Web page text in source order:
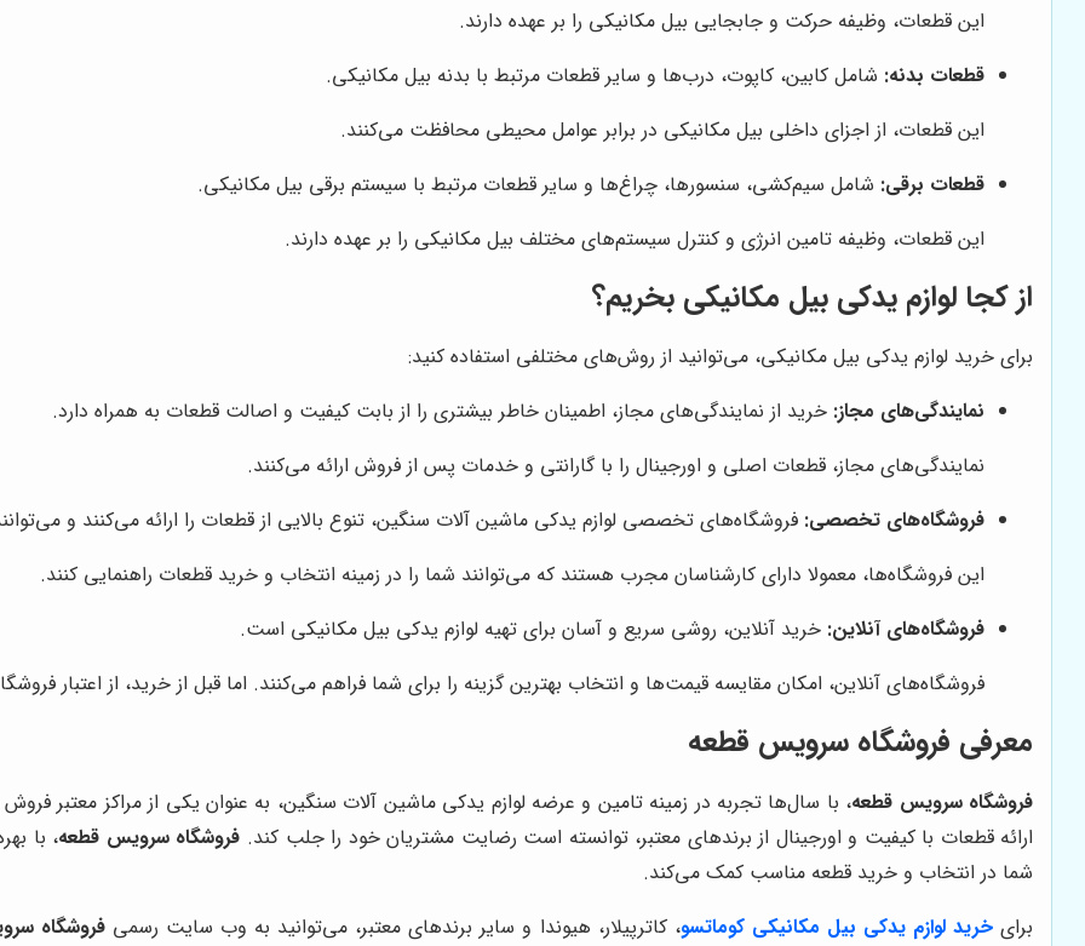
این قطعات، وظیفه حرکت و جابجایی بیل مکانیکی را بر عهده دارند.
قطعات بدنه: شامل کابین، کاپوت، درب‌ها و سایر قطعات مرتبط با بدنه بیل مکانیکی.
این قطعات، از اجزای داخلی بیل مکانیکی در برابر عوامل محیطی محافظت می‌کنند.
قطعات برقی: شامل سیم‌کشی، سنسورها، چراغ‌ها و سایر قطعات مرتبط با سیستم برقی بیل مکانیکی.
این قطعات، وظیفه تامین انرژی و کنترل سیستم‌های مختلف بیل مکانیکی را بر عهده دارند.
از کجا لوازم یدکی بیل مکانیکی بخریم؟
برای خرید لوازم یدکی بیل مکانیکی، می‌توانید از روش‌های مختلفی استفاده کنید:
نمایندگی‌های مجاز: خرید از نمایندگی‌های مجاز، اطمینان خاطر بیشتری را از بابت کیفیت و اصالت قطعات به همراه دارد.
نمایندگی‌های مجاز، قطعات اصلی و اورجینال را با گارانتی و خدمات پس از فروش ارائه می‌کنند.
فروشگاه‌های تخصصی: فروشگاه‌های تخصصی لوازم یدکی ماشین آلات سنگین، تنوع بالایی از قطعات را ارائه می‌کنند و
این فروشگاه‌ها، معمولا دارای کارشناسان مجرب هستند که می‌توانند شما را در زمینه انتخاب و خرید قطعات راهنمایی کنند.
فروشگاه‌های آنلاین: خرید آنلاین، روشی سریع و آسان برای تهیه لوازم یدکی بیل مکانیکی است.
فروشگاه‌های آنلاین، امکان مقایسه قیمت‌ها و انتخاب بهترین گزینه را برای شما فراهم می‌کنند. اما قبل از خرید، از اعتبار
معرفی فروشگاه سرویس قطعه
فروشگاه سرویس قطعه، با سال‌ها تجربه در زمینه تامین و عرضه لوازم یدکی ماشین آلات سنگین، به عنوان یکی از مراکز معتبر
ارائه قطعات با کیفیت و اورجینال از برندهای معتبر، توانسته است رضایت مشتریان خود را جلب کند. فروشگاه سرویس قطعه، با
شما در انتخاب و خرید قطعه مناسب کمک می‌کند.
برای خرید لوازم یدکی بیل مکانیکی کوماتسو، کاترپیلار، هیوندا و سایر برندهای معتبر، می‌توانید به وب سایت رسمیفروشگاه